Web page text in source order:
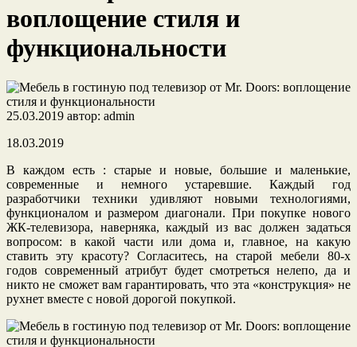
воплощение стиля и
функциональности
25.03.2019 автор: admin
18.03.2019
В каждом есть : старые и новые, большие и маленькие,
современные и немного устаревшие. Каждый год
разработчики техники удивляют новыми технологиями,
функционалом и размером диагонали. При покупке нового
ЖК-телевизора, наверняка, каждый из вас должен задаться
вопросом: в какой части или дома и, главное, на какую
ставить эту красоту? Согласитесь, на старой мебели 80-х
годов современный атрибут будет смотреться нелепо, да и
никто не сможет вам гарантировать, что эта «конструкция» не
рухнет вместе с новой дорогой покупкой.